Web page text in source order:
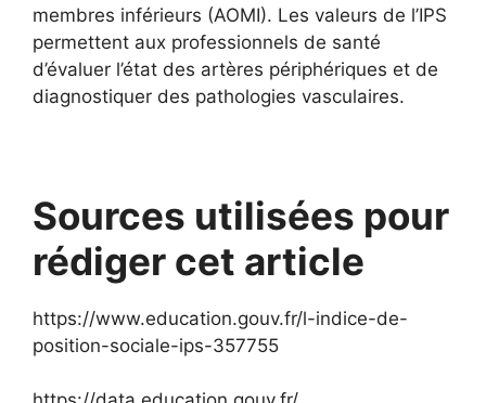
membres inférieurs (AOMI). Les valeurs de l’IPS
permettent aux professionnels de santé
d’évaluer l’état des artères périphériques et de
diagnostiquer des pathologies vasculaires.
Sources utilisées pour
rédiger cet article
https://www.education.gouv.fr/l-indice-de-
position-sociale-ips-357755